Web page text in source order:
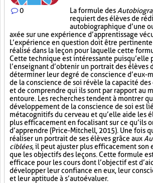
0 La formule des
requiert des élèves de
autobiographique d’une
axée sur une expérience d’apprentissage
L’expérience en question doit être pertinente
réalisé dans la leçon pour laquelle cette
Cette technique est intéressante puisqu’elle
l’enseignant d’obtenir un portrait des élèves
déterminer leur degré de conscience d’eux-
de la conscience de soi révèle la capacité des
et de comprendre qui ils sont par rapport au
entoure. Les recherches tendent à montrer
développement de la conscience de soi est
métacognitifs du cerveau et qu’elle aide les
plus efficacement en focalisant sur ce qu’ils
d’apprendre (Price-Mitchell, 2015). Une fois
réaliser un portrait de ses élèves grâce aux
ciblées, il peut ajuster plus efficacement son
que les objectifs des leçons. Cette formule
efficace pour les cours dont l’objectif est
développer leur confiance en eux, leur
et leur aptitude à s’autoévaluer.